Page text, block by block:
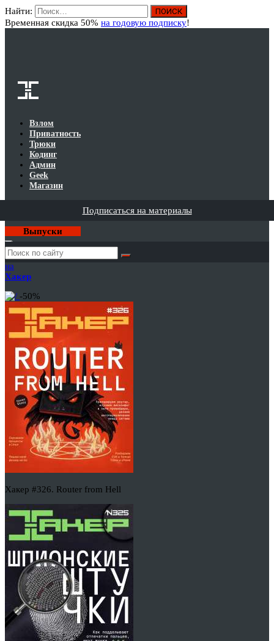
Найти:
Временная скидка 50% на годовую подписку!
Взлом
Приватность
Трюки
Кодинг
Админ
Geek
Магазин
Подписаться на материалы
Выпуски
Годовая
подписка
на
Хакер
-50%
Хакер #326. Router from Hell